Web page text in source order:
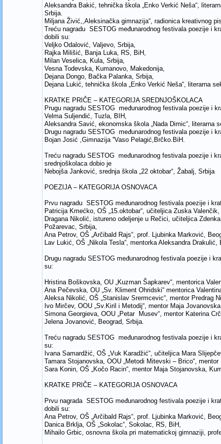
Aleksandra Bakić, tehnička škola „Enko Verkić Neša“,
Srbija.
Miljana Živić,,Aleksinačka gimnazija“, radionica kreativnog
Treću nagradu SESTOG međunarodnog festivala poezije i
dobili su:
Veljko Odalović, Valjevo, Srbija,
Rajka Milišić, Banja Luka, RS, BiH,
Milan Veselica, Kula, Srbija,
Vesna Todevska, Kumanovo, Makedonija,
Dejana Dongo, Bačka Palanka, Srbija,
Dejana Lukić, tehnička škola „Enko Verkić Neša“, literarna
KRATKE PRIČE – KATEGORIJA SREDNJOŠKOLACA
Prugu nagradu SESTOG međunarodnog festivala poezije i
Velma Suljendić, Tuzla, BIH,
Aleksandra Savić, ekonomska škola „Nada Dimic“, literarna
Drugu nagradu SESTOG međunarodnog festivala poezije i
Bojan Josić ,Gimnazija ''Vaso Pelagić,Brčko.BiH.
Treću nagradu SESTOG međunarodnog festivala poezije i
srednjoškolaca dobio je
Nebojša Janković, srednja škola „22 oktobar“, Žabalj, Srbija
POEZIJA – KATEGORIJA OSNOVACA
Prvu nagradu SESTOG međunarodnog festivala poezije i
Patricija Kmećko, OŠ „15.oktobar“, učiteljica Zuska
Dragana Nikolić, istureno odeljenje u Rečici, učiteljica
Požarevac, Srbija,
Ana Petrov, OŠ „Arčibald Rajs“, prof. Ljubinka Marković,
Lav Lukić, OŠ „Nikola Tesla“, mentorka Aleksandra Drakulić,
Drugu nagradu SESTOG međunarodnog festivala poezije i
su:
Hristina Boškovska, OU „Kuzman Šapkarev“, mentorica
Ana Pečevska, OU „Sv. Kliment Ohridski“ mentorica
Aleksa Nikolić, OŠ „Stanislav Srermcevic“, mentor Predrag
Ivo Mirčev, OOU „Sv.Kiril i Metodij“, mentor Maja
Simona Georgieva, OOU „Petar Musev“, mentor Katerina
Jelena Jovanović, Beograd, Srbija.
Treću nagradu SESTOG međunarodnog festivala poezije i
su:
Ivana Samardžić, OŠ „Vuk Karadžić“, učiteljica Mara
Tamara Stojanovska, OOU „Metodi Mitevski – Brico“,
Sara Konin, OŠ „Kočo Racin“, mentor Maja Stojanovska,
KRATKE PRIČE – KATEGORIJA OSNOVACA
Prvu nagrada SESTOG međunarodnog festivala poezije i
dobili su:
Ana Petrov, OŠ „Arčibald Rajs“, prof. Ljubinka Marković,
Danica Brklja, OŠ „Sokolac“, Sokolac, RS, BiH,
Mihailo Grbic, osnovna škola pri matematickoj gimnaziji,